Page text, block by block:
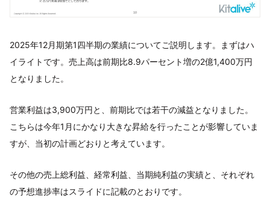
2025年12月期第1四半期の業績についてご説明します。まずはハ
イライトです。売上高は前期比8.9パーセント増の2億1,400万円
となりました。
営業利益は3,900万円と、前期比では若干の減益となりました。
こちらは今年1月にかなり大きな昇給を行ったことが影響していま
すが、当初の計画どおりと考えています。
その他の売上総利益、経常利益、当期純利益の実績と、それぞれ
の予想進捗率はスライドに記載のとおりです。